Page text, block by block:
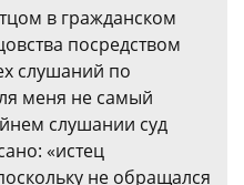
в гражданском
посредством
слушаний по
меня не самый
слушании суд
«истец
не обращался